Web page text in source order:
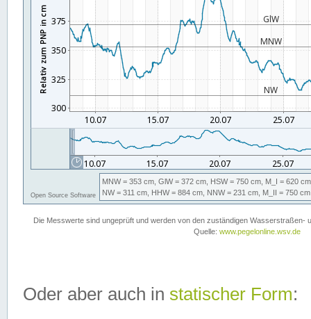
Oder aber auch in statischer Form: